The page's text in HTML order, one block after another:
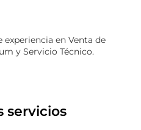
experiencia en Venta de
y Servicio Técnico.
servicios